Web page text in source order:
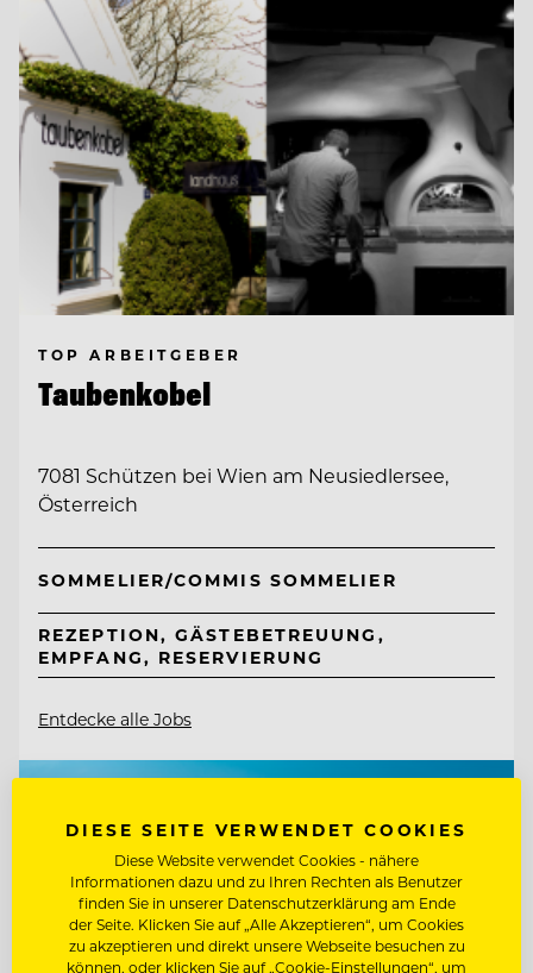
TOP ARBEITGEBER
Taubenkobel
7081 Schützen bei Wien am Neusiedlersee,
Österreich
SOMMELIER/COMMIS SOMMELIER
REZEPTION, GÄSTEBETREUUNG,
EMPFANG, RESERVIERUNG
Entdecke alle Jobs
DIESE SEITE VERWENDET COOKIES
Diese Website verwendet Cookies - nähere
Informationen dazu und zu Ihren Rechten als Benutzer
finden Sie in unserer Datenschutzerklärung am Ende
der Seite. Klicken Sie auf „Alle Akzeptieren“, um Cookies
zu akzeptieren und direkt unsere Webseite besuchen zu
können, oder klicken Sie auf „Cookie-Einstellungen“, um